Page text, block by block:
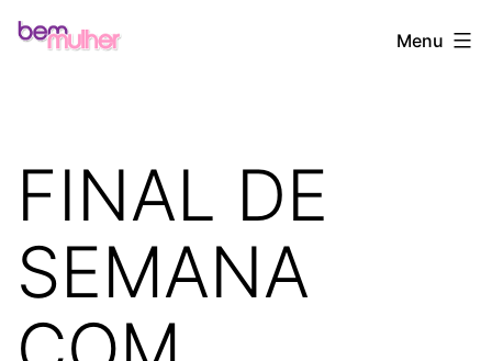
Pular
Bem
Menu
FINAL DE
SEMANA